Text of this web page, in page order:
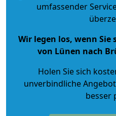
umfassender
Wir legen los, wenn
von Lünen nach
Holen Sie sich
unverbindliche
besser